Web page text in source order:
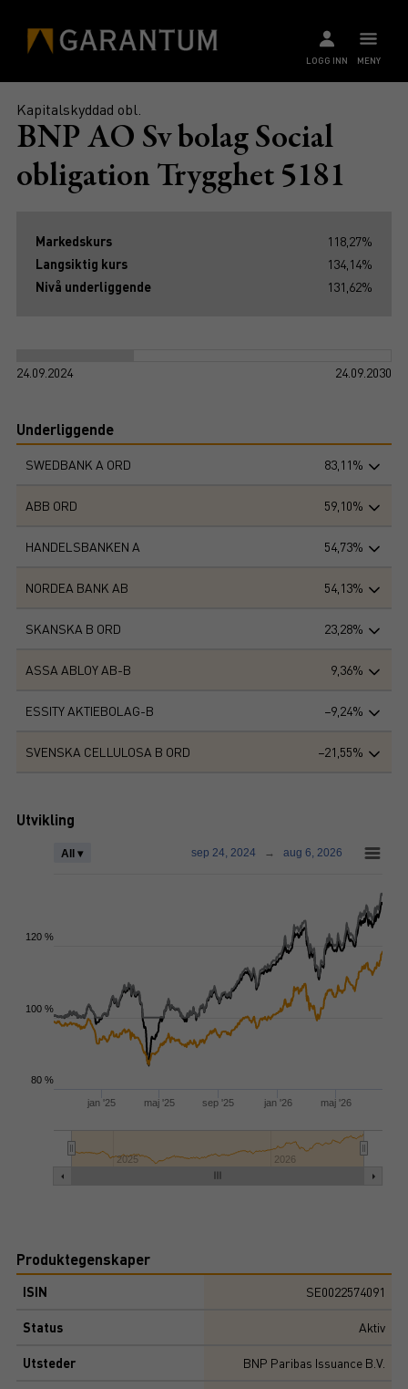
MENY
LOGG INN
Kapitalskyddad obl.
BNP AO Sv bolag Social
obligation Trygghet 5181
Markedskurs
118,27%
Langsiktig kurs
134,14%
Nivå underliggende
131,62%
24.09.2024 24.09.2030
Underliggende
SWEDBANK A ORD 83,11%
ABB ORD 59,10%
HANDELSBANKEN A 54,73%
NORDEA BANK AB 54,13%
SKANSKA B ORD 23,28%
ASSA ABLOY AB-B 9,36%
ESSITY AKTIEBOLAG-B −9,24%
SVENSKA CELLULOSA B ORD −21,55%
Utvikling
jan '25 maj '25 sep '25 jan '26 maj '26
2025 2026
All ▾ sep 24, 2024 → aug 6, 2026
80 %
100 %
120 %
Produktegenskaper
ISIN SE0022574091
Status Aktiv
Utsteder BNP Paribas Issuance B.V.